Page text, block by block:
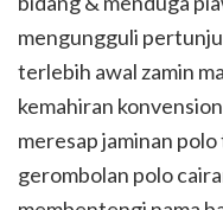
mengungguli
terlebih awal zamin
kemahiran
meresap jaminan
gerombolan polo